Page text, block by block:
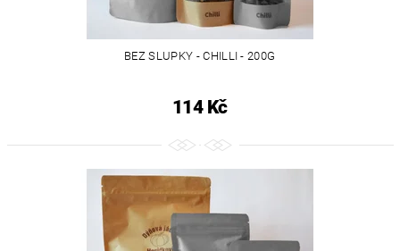
BEZ SLUPKY - CHILLI - 200G
114 Kč